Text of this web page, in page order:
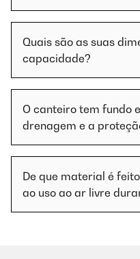
Quais são as suas
capacidade?
O canteiro tem fundo
drenagem e a
De que material é
ao uso ao ar livre